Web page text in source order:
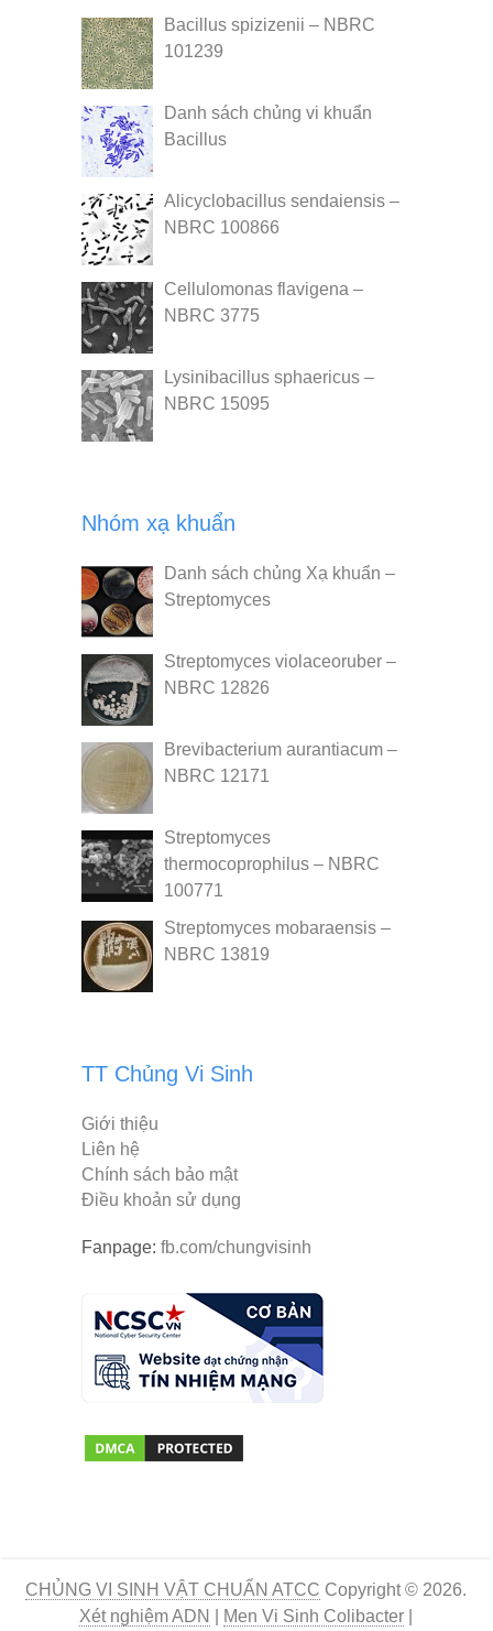
Bacillus spizizenii – NBRC
101239
Danh sách chủng vi khuẩn
Bacillus
Alicyclobacillus sendaiensis –
NBRC 100866
Cellulomonas flavigena –
NBRC 3775
Lysinibacillus sphaericus –
NBRC 15095
Nhóm xạ khuẩn
Danh sách chủng Xạ khuẩn –
Streptomyces
Streptomyces violaceoruber –
NBRC 12826
Brevibacterium aurantiacum –
NBRC 12171
Streptomyces
thermocoprophilus – NBRC
100771
Streptomyces mobaraensis –
NBRC 13819
TT Chủng Vi Sinh
Giới thiệu
Liên hệ
Chính sách bảo mật
Điều khoản sử dụng
Fanpage: fb.com/chungvisinh
CHỦNG VI SINH VẬT CHUẨN ATCC Copyright © 2026.
Xét nghiệm ADN
Men Vi Sinh Colibacter